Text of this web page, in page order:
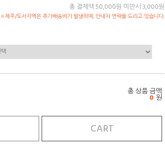
총 결제액 50,000원 미만시 3,000원
※제주/도서지역은 추가배송비가 발생하며, 안내차 연락을 드리고 있습니다.
총 상품 금액
0 원
CART